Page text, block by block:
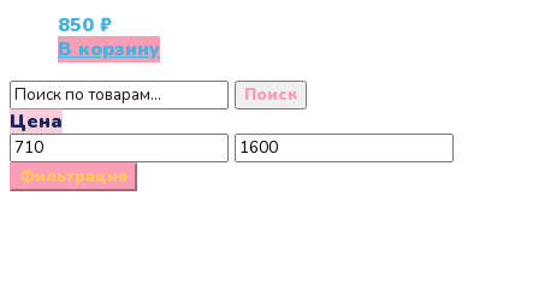
850 ₽
В корзину
Искать:
Поиск
Цена
Минимальная
цена
Максимальная
цена
Фильтрация